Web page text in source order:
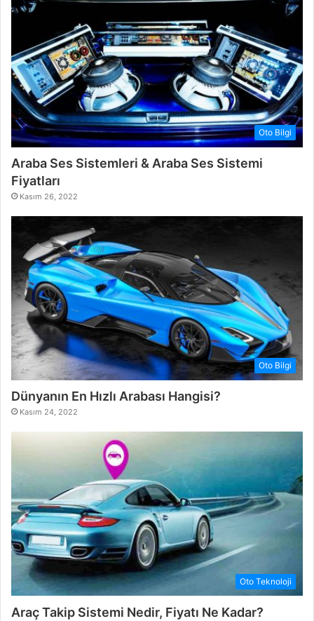
Oto Bilgi
Araba Ses Sistemleri & Araba Ses Sistemi
Fiyatları
Kasım 26, 2022
Oto Bilgi
Dünyanın En Hızlı Arabası Hangisi?
Kasım 24, 2022
Oto Teknoloji
Araç Takip Sistemi Nedir, Fiyatı Ne Kadar?